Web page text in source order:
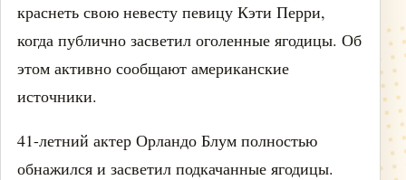
краснеть свою невесту певицу Кэти Перри,
когда публично засветил оголенные ягодицы. Об
этом активно сообщают американские
источники.
41-летний актер Орландо Блум полностью
обнажился и засветил подкачанные ягодицы.